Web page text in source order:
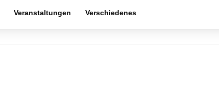
Veranstaltungen Verschiedenes